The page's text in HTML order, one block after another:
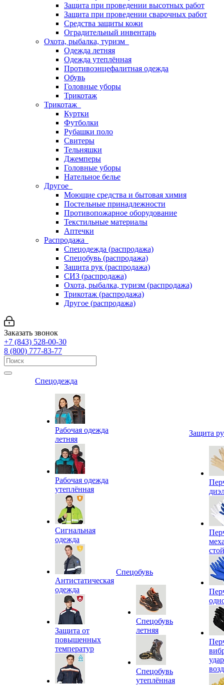
Защита при проведении высотных работ
Защита при проведении сварочных работ
Средства защиты кожи
Оградительный инвентарь
Охота, рыбалка, туризм
Одежда летняя
Одежда утеплённая
Противоэнцефалитная одежда
Обувь
Головные уборы
Трикотаж
Трикотаж
Куртки
Футболки
Рубашки поло
Свитеры
Тельняшки
Джемперы
Головные уборы
Нательное белье
Другое
Моющие средства и бытовая химия
Постельные принадлежности
Противопожарное оборудование
Текстильные материалы
Аптечки
Распродажа
Спецодежда (распродажа)
Спецобувь (распродажа)
Защита рук (распродажа)
СИЗ (распродажа)
Охота, рыбалка, туризм (распродажа)
Трикотаж (распродажа)
Другое (распродажа)
Заказать звонок
+7 (843) 528-00-30
8 (800) 777-83-77
Спецодежда
Рабочая одежда
летняя
Рабочая одежда
утеплённая
Сигнальная
одежда
Антистатическая
одежда
Защита от
повышенных
температур
Спецобувь
Спецобувь
летняя
Спецобувь
утеплённая
Защита